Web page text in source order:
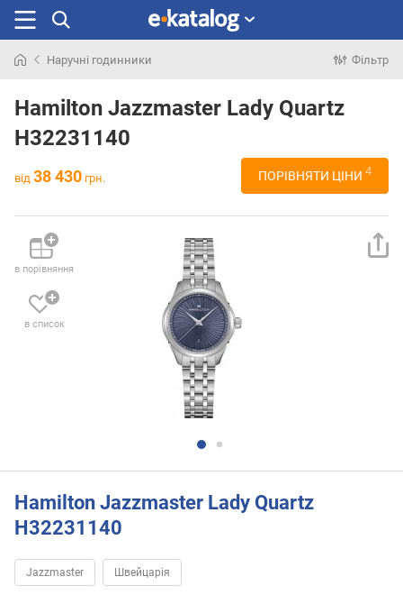
раніше
Наручні годинники Фільтр
Hamilton Jazzmaster Lady Quartz
H32231140
від 38 430 грн. ПОРІВНЯТИ ЦІНИ 4
в порівняння
в список
Hamilton Jazzmaster Lady Quartz
H32231140
Jazzmaster Швейцарія